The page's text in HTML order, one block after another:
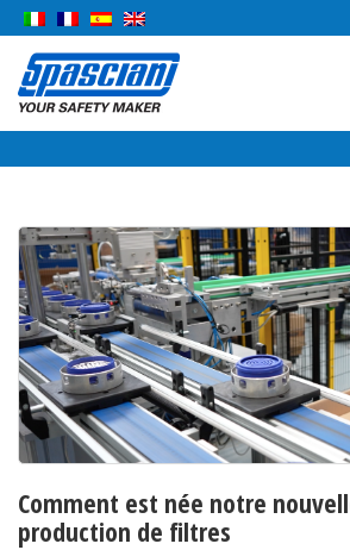
Comment est née notre
production de filtres